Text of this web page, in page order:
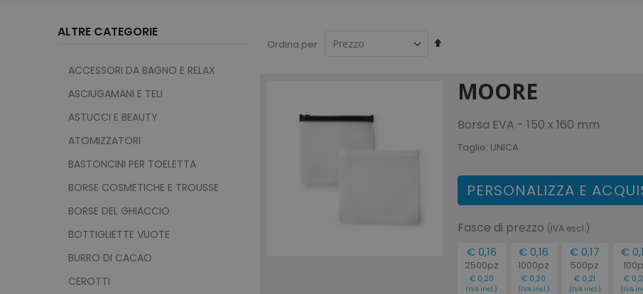
Ordina per
Imposta
MOORE
Borsa EVA - 150 x 160 mm
Taglie: UNICA
PERSONALIZZA E
Fasce di prezzo (IVA escl.)
€ 0,16
2500pz
€ 0,20
(IVA incl.)
€ 0,16
1000pz
€ 0,20
(IVA incl.)
€ 0,17
500pz
€ 0,21
(IVA incl.)
€
€
(IVA
ALTRE CATEGORIE
ACCESSORI DA BAGNO E RELAX
ASCIUGAMANI E TELI
ASTUCCI E BEAUTY
ATOMIZZATORI
BASTONCINI PER TOELETTA
BORSE COSMETICHE E TROUSSE
BORSE DEL GHIACCIO
BOTTIGLIETTE VUOTE
BURRO DI CACAO
CEROTTI